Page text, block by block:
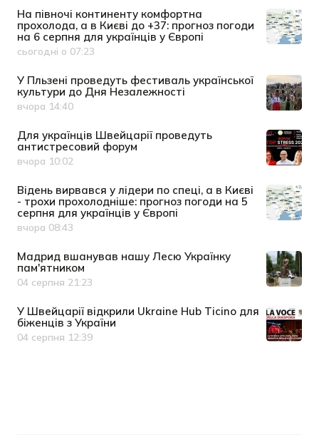
На півночі континенту комфортна
прохолода, а в Києві до +37: прогноз погоди
на 6 серпня для українців у Європі
Дата публікації
сьогодні о 07:23
У Пльзені проведуть фестиваль української
культури до Дня Незалежності
Дата публікації
вчора 14:40
Для українців Швейцарії проведуть
антистресовий форум
Дата публікації
вчора 10:02
Відень вирвався у лідери по спеці, а в Києві
- трохи прохолодніше: прогноз погоди на 5
серпня для українців у Європі
Дата публікації
вчора 08:43
Мадрид вшанував нашу Лесю Українку
пам'ятником
Дата публікації
04 серпня 21:23
У Швейцарії відкрили Ukraine Hub Ticino для
біженців з України
Дата публікації
04 серпня 12:39